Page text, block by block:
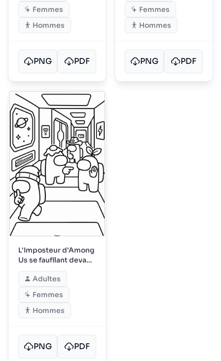
Femmes
Hommes
PNG PDF
Femmes
Hommes
PNG PDF
L'Imposteur d'Among
Us se faufilant devant
l'équipage
Adultes
Femmes
Hommes
PNG PDF